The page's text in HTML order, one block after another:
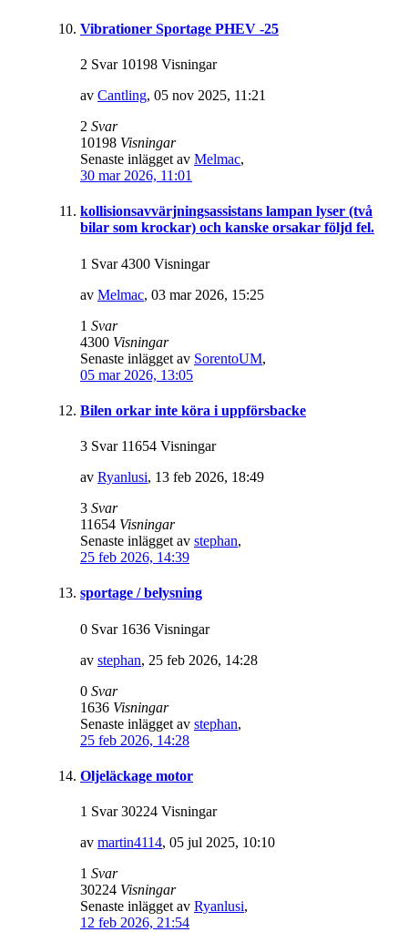
Vibrationer Sportage PHEV -25
2 Svar 10198 Visningar
av Cantling, 05 nov 2025, 11:21
2 Svar
10198 Visningar
Senaste inlägget av Melmac,
30 mar 2026, 11:01
kollisionsavvärjningsassistans lampan lyser (två
bilar som krockar) och kanske orsakar följd fel.
1 Svar 4300 Visningar
av Melmac, 03 mar 2026, 15:25
1 Svar
4300 Visningar
Senaste inlägget av SorentoUM,
05 mar 2026, 13:05
Bilen orkar inte köra i uppförsbacke
3 Svar 11654 Visningar
av Ryanlusi, 13 feb 2026, 18:49
3 Svar
11654 Visningar
Senaste inlägget av stephan,
25 feb 2026, 14:39
sportage / belysning
0 Svar 1636 Visningar
av stephan, 25 feb 2026, 14:28
0 Svar
1636 Visningar
Senaste inlägget av stephan,
25 feb 2026, 14:28
Oljeläckage motor
1 Svar 30224 Visningar
av martin4114, 05 jul 2025, 10:10
1 Svar
30224 Visningar
Senaste inlägget av Ryanlusi,
12 feb 2026, 21:54